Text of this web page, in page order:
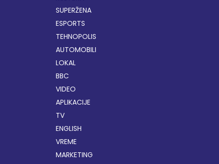
SUPERŽENA
ESPORTS
TEHNOPOLIS
AUTOMOBILI
LOKAL
BBC
VIDEO
APLIKACIJE
TV
ENGLISH
VREME
MARKETING